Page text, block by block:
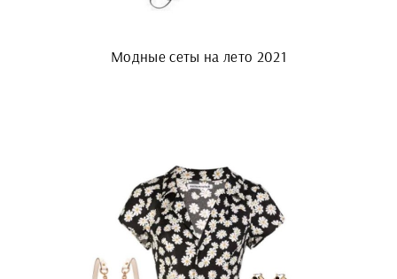
Модные сеты на лето 2021